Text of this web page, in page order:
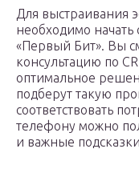
Для выстраивания
необходимо начать
«Первый Бит». Вы
консультацию по
оптимальное
подберут такую
соответствовать
телефону можно
и важные